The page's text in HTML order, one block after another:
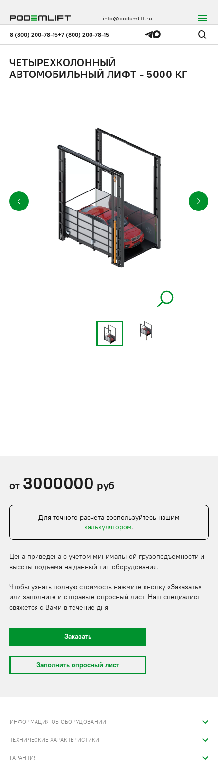
8 (800) 200-78-15+7 (800) 200-78-15
info@podemlift.ru
ЧЕТЫРЕХКОЛОННЫЙ
АВТОМОБИЛЬНЫЙ ЛИФТ - 5000 КГ
от 3000000 руб
Для точного расчета воспользуйтесь нашим
калькулятором.
Цена приведена с учетом минимальной грузоподъемности и
высоты подъема на данный тип оборудования.
Чтобы узнать полную стоимость нажмите кнопку «Заказать»
или заполните и отправьте опросный лист. Наш специалист
свяжется с Вами в течение дня.
Заказать
Заполнить опросный лист
ИНФОРМАЦИЯ ОБ ОБОРУДОВАНИИ
ТЕХНИЧЕСКИЕ ХАРАКТЕРИСТИКИ
ГАРАНТИЯ